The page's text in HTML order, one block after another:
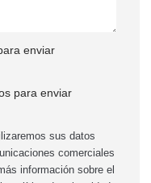
enviar
para enviar
sus datos
comerciales
información sobre el